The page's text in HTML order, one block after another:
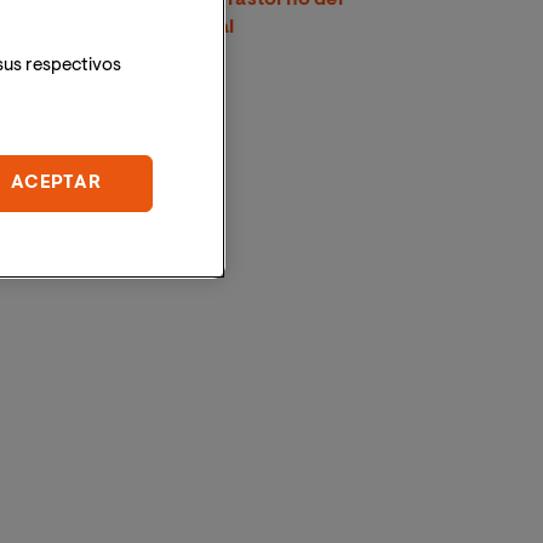
Espectro Alcohólico Fetal
respectivos
ACEPTAR